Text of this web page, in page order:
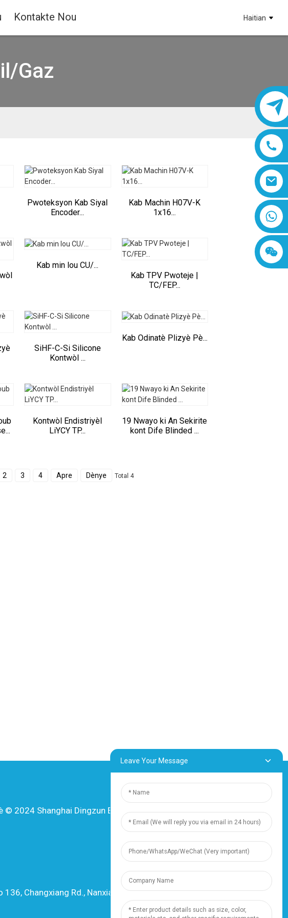
Kontakte Nou Haitian
Gaz
Pwoteksyon Kab Siyal
Encoder...
Kab Machin H07V-K
1x16...
Kab min lou CU/...
Kab TPV Pwoteje |
TC/FEP...
SiHF-C-Si Silicone
Kontwòl ...
Kab Odinatè Plizyè Pè...
Kontwòl Endistriyèl
LiYCY TP...
19 Nwayo ki An Sekirite
kont Dife Blinded ...
2 3 4 Apre Dènye Total 4
© 2024 Shanghai Dingzun Electric & Cable Co., Ltd. Tout
dwa rezève.
-Plan sit la- Resource
Resous
136, Changxiang Rd., Nanxiang Town, 201802, Shanghai,
Lachin
Leave Your Message